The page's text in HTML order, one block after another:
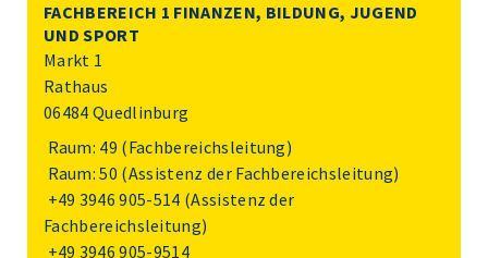
FACHBEREICH 1 FINANZEN, BILDUNG, JUGEND
UND SPORT
Markt 1
Rathaus
06484 Quedlinburg
Raum: 49 (Fachbereichsleitung)
Raum: 50 (Assistenz der Fachbereichsleitung)
+49 3946 905-514 (Assistenz der
Fachbereichsleitung)
+49 3946 905-9514